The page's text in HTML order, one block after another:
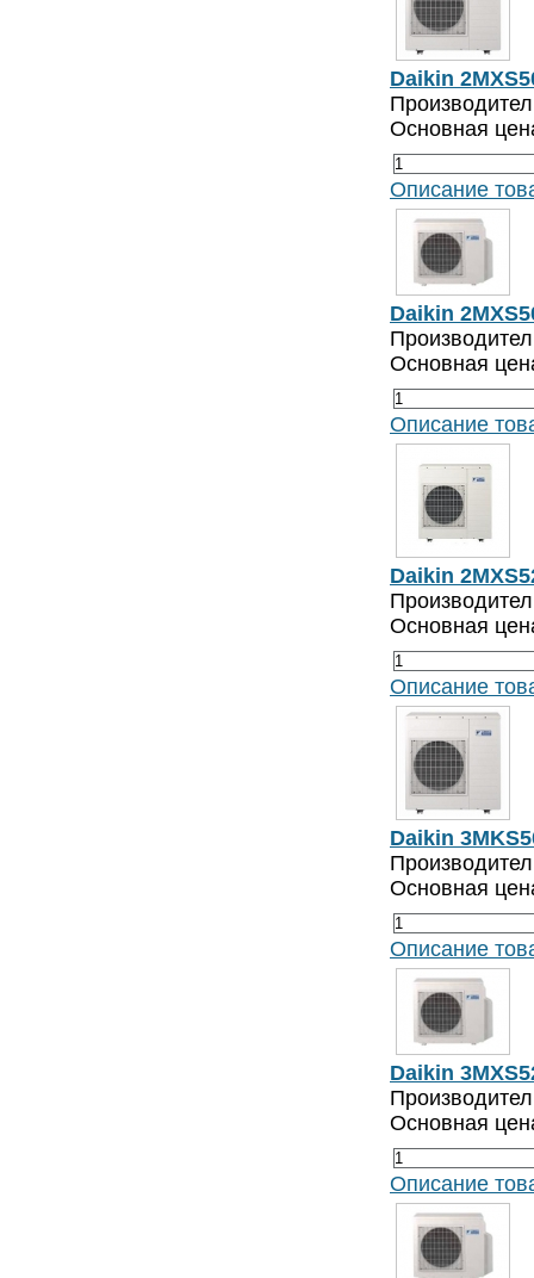
Daikin
Основная
Описание
Daikin
Основная
Описание
Daikin
Основная
Описание
Daikin
Основная
Описание
Daikin
Основная
Описание